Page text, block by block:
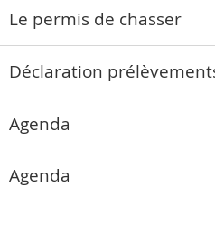
Le permis de chasser
Déclaration
Agenda
Agenda